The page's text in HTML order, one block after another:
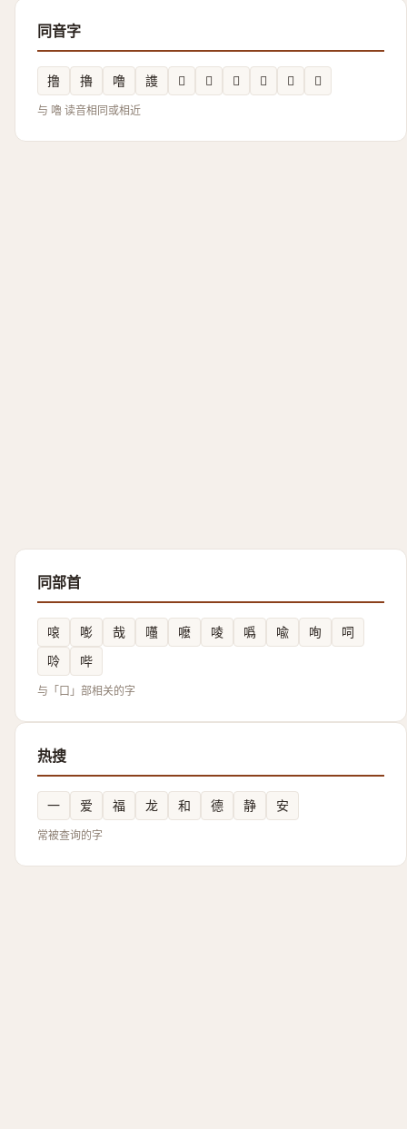
同音字
撸 擼 噜 謢 𮉡 𢵮 𬮇 𱸧 𱏤 𬮝
与 嚕 读音相同或相近
同部首
㗒 嘭 哉 囆 嚒 㖫 噅 喩 咰
呞
唥
哔
与「口」部相关的字
热搜
一 爱 福 龙 和 德 静 安
常被查询的字